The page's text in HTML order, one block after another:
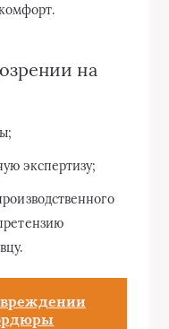
на
экспертизу;